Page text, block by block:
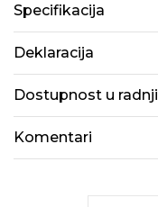
Specifikacija
Deklaracija
Dostupnost u radnji
Komentari